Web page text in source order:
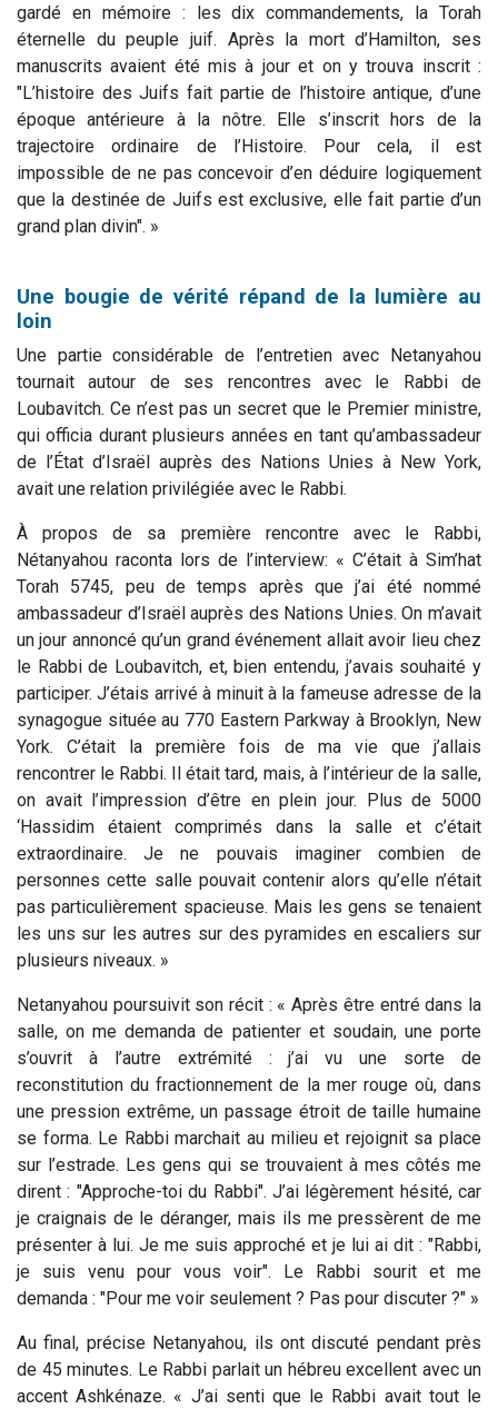
gardé en mémoire : les dix commandements, la Torah
éternelle du peuple juif. Après la mort d’Hamilton, ses
manuscrits avaient été mis à jour et on y trouva inscrit :
"L’histoire des Juifs fait partie de l’histoire antique, d’une
époque antérieure à la nôtre. Elle s’inscrit hors de la
trajectoire ordinaire de l’Histoire. Pour cela, il est
impossible de ne pas concevoir d’en déduire logiquement
que la destinée de Juifs est exclusive, elle fait partie d’un
grand plan divin". »
Une bougie de vérité répand de la lumière au
loin
Une partie considérable de l’entretien avec Netanyahou
tournait autour de ses rencontres avec le Rabbi de
Loubavitch. Ce n’est pas un secret que le Premier ministre,
qui officia durant plusieurs années en tant qu’ambassadeur
de l’État d’Israël auprès des Nations Unies à New York,
avait une relation privilégiée avec le Rabbi.
À propos de sa première rencontre avec le Rabbi,
Nétanyahou raconta lors de l’interview: « C’était à Sim’hat
Torah 5745, peu de temps après que j’ai été nommé
ambassadeur d’Israël auprès des Nations Unies. On m’avait
un jour annoncé qu’un grand événement allait avoir lieu chez
le Rabbi de Loubavitch, et, bien entendu, j’avais souhaité y
participer. J’étais arrivé à minuit à la fameuse adresse de la
synagogue située au 770 Eastern Parkway à Brooklyn, New
York. C’était la première fois de ma vie que j’allais
rencontrer le Rabbi. Il était tard, mais, à l’intérieur de la salle,
on avait l’impression d’être en plein jour. Plus de 5000
‘Hassidim étaient comprimés dans la salle et c’était
extraordinaire. Je ne pouvais imaginer combien de
personnes cette salle pouvait contenir alors qu’elle n’était
pas particulièrement spacieuse. Mais les gens se tenaient
les uns sur les autres sur des pyramides en escaliers sur
plusieurs niveaux. »
Netanyahou poursuivit son récit : « Après être entré dans la
salle, on me demanda de patienter et soudain, une porte
s’ouvrit à l’autre extrémité : j’ai vu une sorte de
reconstitution du fractionnement de la mer rouge où, dans
une pression extrême, un passage étroit de taille humaine
se forma. Le Rabbi marchait au milieu et rejoignit sa place
sur l’estrade. Les gens qui se trouvaient à mes côtés me
dirent : "Approche-toi du Rabbi". J’ai légèrement hésité, car
je craignais de le déranger, mais ils me pressèrent de me
présenter à lui. Je me suis approché et je lui ai dit : "Rabbi,
je suis venu pour vous voir". Le Rabbi sourit et me
demanda : "Pour me voir seulement ? Pas pour discuter ?" »
Au final, précise Netanyahou, ils ont discuté pendant près
de 45 minutes. Le Rabbi parlait un hébreu excellent avec un
accent Ashkénaze. « J’ai senti que le Rabbi avait tout le